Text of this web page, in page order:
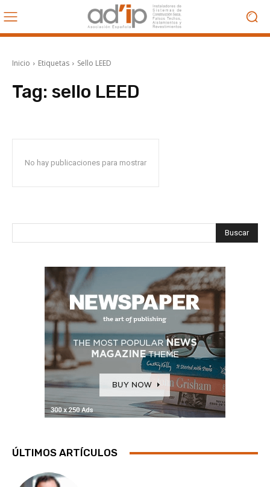
Inicio Etiquetas Sello LEED
Tag: sello LEED
No hay publicaciones para mostrar
Buscar
ÚLTIMOS ARTÍCULOS